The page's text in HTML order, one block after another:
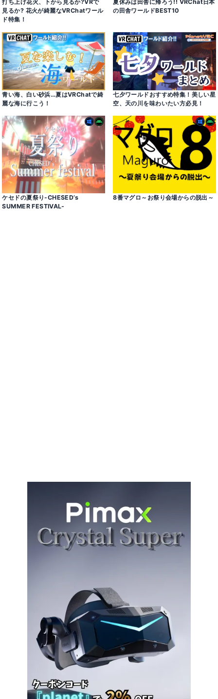
打ち上げ花火、下から見るか?VRで
見るか? 花火が綺麗なVRChatワール
ド特集！
夏休みは田舎に帰ろう!! VRChat日本
の田舎ワールドBEST10
青い海、白い砂浜…夏はVRChatで綺
麗な海に行こう！
七夕ワールドおすすめ特集！美しい星
空、天の川を味わいたい方必見！
ケセドの夏祭り-CHESED’s
SUMMER FESTIVAL-
8番マグロ～お祭り会場からの脱出～